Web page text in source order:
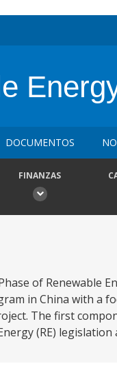
DOCUMENTOS
FINANZAS
of Renewable
in China with a
The first
(RE) legislation